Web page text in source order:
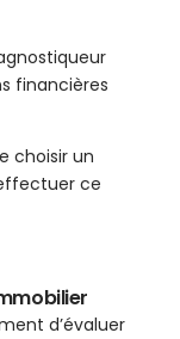
financières
choisir un
ce
d’évaluer